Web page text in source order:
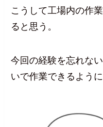
こうして工場内の作
ると思う。
今回の経験を忘れな
いで作業できるよう